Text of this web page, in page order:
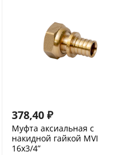
378,40 ₽
Муфта аксиальная с
накидной гайкой MVI
16x3/4”